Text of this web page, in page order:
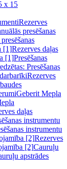
x 15
Rezerves
presēšanas
[1]Rezerves daļas
[1]Presēšanas
Presēšanas
Rezerves
Geberit Mepla
daļas
instrumentu
instrumentu
[2]Rezerves
[2]Cauruļu
apstrādes